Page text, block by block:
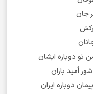
جان
تو دوباره ایشان
اُمید باران
دوباره ایران